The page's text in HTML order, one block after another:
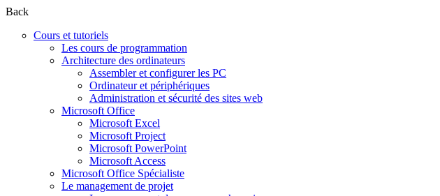
Back
Cours et tutoriels
Les cours de programmation
Architecture des ordinateurs
Assembler et configurer les PC
Ordinateur et périphériques
Administration et sécurité des sites web
Microsoft Office
Microsoft Excel
Microsoft Project
Microsoft PowerPoint
Microsoft Access
Microsoft Office Spécialiste
Le management de projet